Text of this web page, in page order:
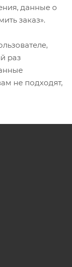
данные о
заказ».
раз
не подходят,